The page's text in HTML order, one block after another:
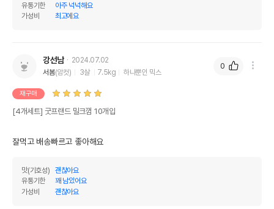
유통기한
아주 넉넉해요
가성비
최고에요
강선남
2024.07.02
서봄(암컷) 3살 7.5kg 하나뿐인 믹스
재구매
[4개세트] 굿프랜드 밀크껌 10개입
잘먹고 배송빠르고 좋아해요
맛(기호성)
괜찮아요
유통기한
꽤 남았어요
가성비
괜찮아요
0